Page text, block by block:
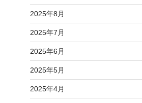
2025年8月
2025年7月
2025年6月
2025年5月
2025年4月